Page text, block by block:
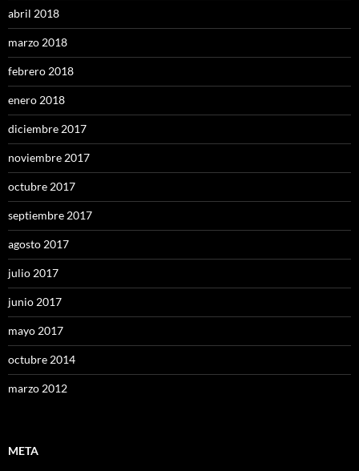
abril 2018
marzo 2018
febrero 2018
enero 2018
diciembre 2017
noviembre 2017
octubre 2017
septiembre 2017
agosto 2017
julio 2017
junio 2017
mayo 2017
octubre 2014
marzo 2012
META